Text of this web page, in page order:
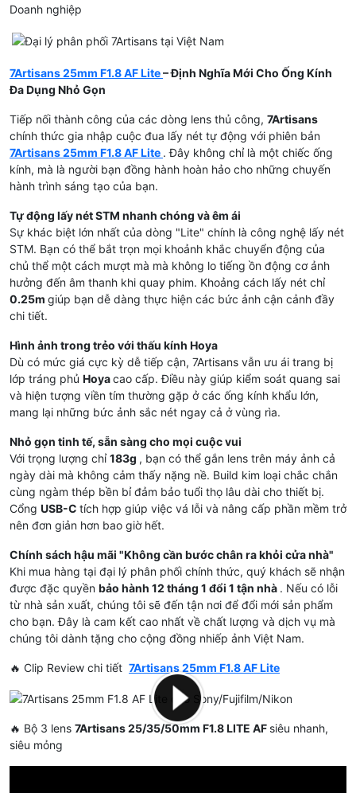
Doanh nghiệp
7Artisans 25mm F1.8 AF Lite– Định Nghĩa Mới Cho Ống Kính
Đa Dụng Nhỏ Gọn
Tiếp nối thành công của các dòng lens thủ công, 7Artisans
chính thức gia nhập cuộc đua lấy nét tự động với phiên bản
7Artisans 25mm F1.8 AF Lite . Đây không chỉ là một chiếc ống
kính, mà là người bạn đồng hành hoàn hảo cho những chuyến
hành trình sáng tạo của bạn.
Tự động lấy nét STM nhanh chóng và êm ái
Sự khác biệt lớn nhất của dòng "Lite" chính là công nghệ lấy nét
STM. Bạn có thể bắt trọn mọi khoảnh khắc chuyển động của
chủ thể một cách mượt mà mà không lo tiếng ồn động cơ ảnh
hưởng đến âm thanh khi quay phim. Khoảng cách lấy nét chỉ
0.25m giúp bạn dễ dàng thực hiện các bức ảnh cận cảnh đầy
chi tiết.
Hình ảnh trong trẻo với thấu kính Hoya
Dù có mức giá cực kỳ dễ tiếp cận, 7Artisans vẫn ưu ái trang bị
lớp tráng phủ Hoyacao cấp. Điều này giúp kiểm soát quang sai
và hiện tượng viền tím thường gặp ở các ống kính khẩu lớn,
mang lại những bức ảnh sắc nét ngay cả ở vùng rìa.
Nhỏ gọn tinh tế, sẵn sàng cho mọi cuộc vui
Với trọng lượng chỉ183g , bạn có thể gắn lens trên máy ảnh cả
ngày dài mà không cảm thấy nặng nề. Build kim loại chắc chắn
cùng ngàm thép bền bỉ đảm bảo tuổi thọ lâu dài cho thiết bị.
Cổng USB-C tích hợp giúp việc vá lỗi và nâng cấp phần mềm trở
nên đơn giản hơn bao giờ hết.
Chính sách hậu mãi "Không cần bước chân ra khỏi cửa nhà"
Khi mua hàng tại đại lý phân phối chính thức, quý khách sẽ nhận
được đặc quyền bảo hành 12 tháng 1 đổi 1 tận nhà . Nếu có lỗi
từ nhà sản xuất, chúng tôi sẽ đến tận nơi để đổi mới sản phẩm
cho bạn. Đây là cam kết cao nhất về chất lượng và dịch vụ mà
chúng tôi dành tặng cho cộng đồng nhiếp ảnh Việt Nam.
🔥 Clip Review chi tiết 7Artisans 25mm F1.8 AF Lite
🔥 Bộ 3 lens 7Artisans 25/35/50mm F1.8 LITE AF siêu nhanh,
siêu mỏng